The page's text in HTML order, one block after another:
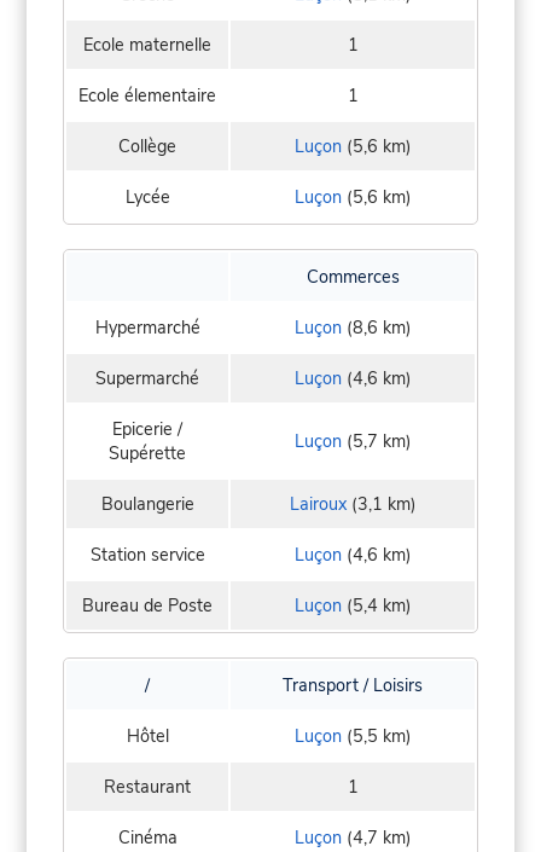
Ecole maternelle 1
Ecole élementaire 1
Collège Luçon(5,6 km)
Lycée Luçon(5,6 km)
Commerces
Hypermarché Luçon(8,6 km)
Supermarché Luçon(4,6 km)
Epicerie /
Supérette
Luçon(5,7 km)
Boulangerie Lairoux(3,1 km)
Station service Luçon(4,6 km)
Bureau de Poste Luçon(5,4 km)
/ Transport / Loisirs
Hôtel Luçon(5,5 km)
Restaurant 1
Cinéma Luçon(4,7 km)